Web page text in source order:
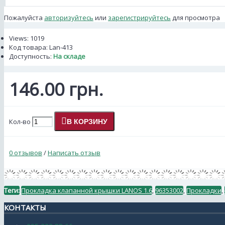
Пожалуйста авторизуйтесь или зарегистрируйтесь для просмотра
Views: 1019
Код товара: Lan-413
Доступность: На складе
146.00 грн.
Кол-во В КОРЗИНУ
0 отзывов /Написать отзыв
Теги:Прокладка клапанной крышки LANOS 1.6, 96353002,Прокладки,
КОНТАКТЫ